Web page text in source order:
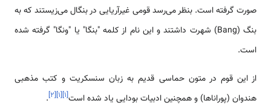
صورت گرفته است. بنظر می‌رسد قومی‌ غیرآریایی در بنگال می‌زیستند که به
بنگ (Bang) شهرت داشتند و این نام از کلمه "بنگا" یا "ونگا" گرفته شده
است.
از این قوم در متون حماسی قدیم به زبان سنسکریت و کتب مذهبی
هندوان (پوراناها) و همچنین ادبیات بودایی یاد شده است[۱]
[۱]
[۲]
.